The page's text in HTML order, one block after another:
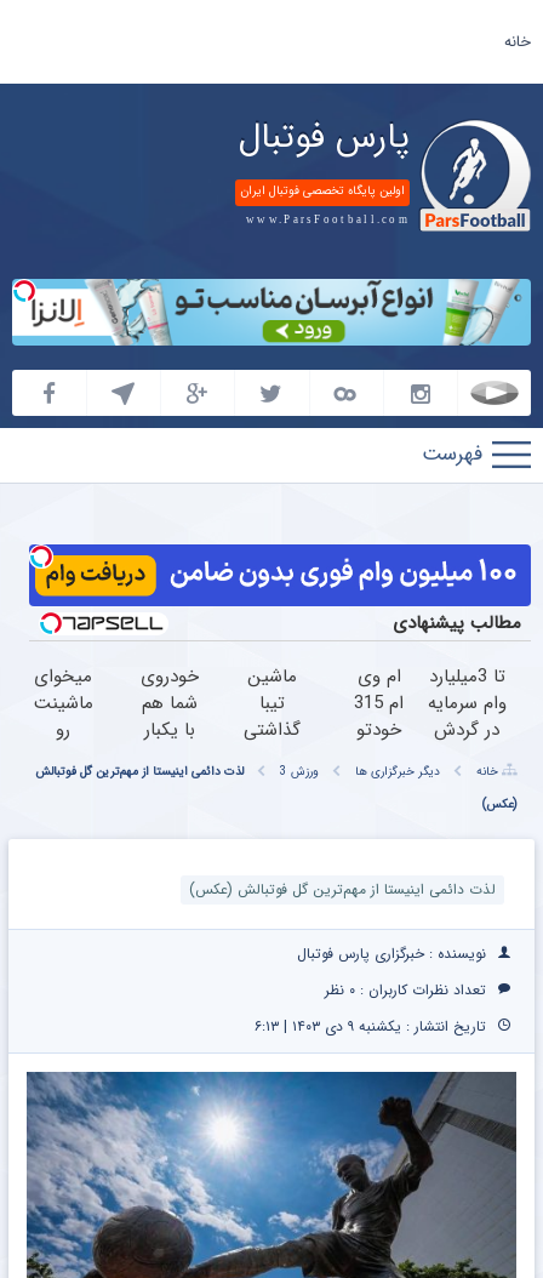
خانه
پارس فوتبال
اولین پایگاه تخصصی فوتبال ایران
www.ParsFootball.com
پارس
فوتبال
مطالب پیشنهادی
تا 3میلیارد
وام سرمایه
در گردش
=>
فروشگاهت
رو ثبت
ام وی
ام 315
خودتو
راحت
سریع
ماشین
تیبا
گذاشتی
فروش
سریع و
بفروش
خودروی
شما هم
با یکبار
فروخته
شد
میخوای
ماشینت
رو
بفروشی
؟ اینجا
راحت
خانه دیگر خبرگزاری ها ورزش 3
لذت دائمی اینیستا از مهم‌ترین گل فوتبالش
(عکس)‏
لذت دائمی اینیستا از مهم‌ترین گل فوتبالش (عکس)‏
نویسنده : خبرگزاری پارس فوتبال
تعداد نظرات کاربران : ۰ نظر
تاریخ انتشار : یکشنبه ۹ دی ۱۴۰۳ | ۶:۱۳